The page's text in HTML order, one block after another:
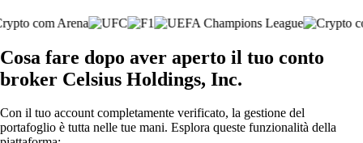
Cosa fare dopo aver aperto il tuo conto
broker Celsius Holdings, Inc.
Con il tuo account completamente verificato, la gestione del
portafoglio è tutta nelle tue mani. Esplora queste funzionalità della